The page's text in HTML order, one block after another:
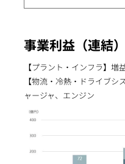
事業利益（連結）
【プラント・インフラ】
【物流・冷熱・ドライブ
ャージャ、エンジン